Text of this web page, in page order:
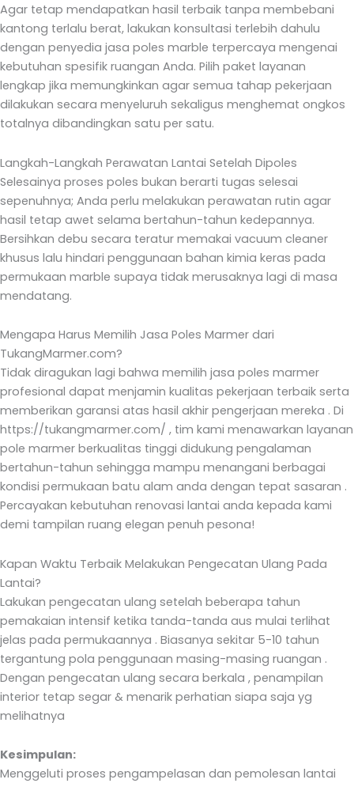
Agar tetap mendapatkan hasil terbaik tanpa membebani
kantong terlalu berat, lakukan konsultasi terlebih dahulu
dengan penyedia jasa poles marble terpercaya mengenai
kebutuhan spesifik ruangan Anda. Pilih paket layanan
lengkap jika memungkinkan agar semua tahap pekerjaan
dilakukan secara menyeluruh sekaligus menghemat ongkos
totalnya dibandingkan satu per satu.
Langkah-Langkah Perawatan Lantai Setelah Dipoles
Selesainya proses poles bukan berarti tugas selesai
sepenuhnya; Anda perlu melakukan perawatan rutin agar
hasil tetap awet selama bertahun-tahun kedepannya.
Bersihkan debu secara teratur memakai vacuum cleaner
khusus lalu hindari penggunaan bahan kimia keras pada
permukaan marble supaya tidak merusaknya lagi di masa
mendatang.
Mengapa Harus Memilih Jasa Poles Marmer dari
TukangMarmer.com?
Tidak diragukan lagi bahwa memilih jasa poles marmer
profesional dapat menjamin kualitas pekerjaan terbaik serta
memberikan garansi atas hasil akhir pengerjaan mereka . Di
https://tukangmarmer.com/ , tim kami menawarkan layanan
pole marmer berkualitas tinggi didukung pengalaman
bertahun-tahun sehingga mampu menangani berbagai
kondisi permukaan batu alam anda dengan tepat sasaran .
Percayakan kebutuhan renovasi lantai anda kepada kami
demi tampilan ruang elegan penuh pesona!
Kapan Waktu Terbaik Melakukan Pengecatan Ulang Pada
Lantai?
Lakukan pengecatan ulang setelah beberapa tahun
pemakaian intensif ketika tanda-tanda aus mulai terlihat
jelas pada permukaannya . Biasanya sekitar 5-10 tahun
tergantung pola penggunaan masing-masing ruangan .
Dengan pengecatan ulang secara berkala , penampilan
interior tetap segar & menarik perhatian siapa saja yg
melihatnya
Kesimpulan:
Menggeluti proses pengampelasan dan pemolesan lantai